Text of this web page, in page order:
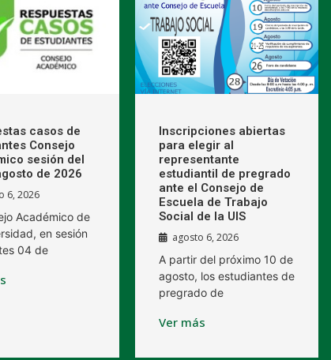
casos de
Consejo
sesión del
de 2026
6, 2026
Académico de
en sesión
04 de
Inscripciones abiertas
para elegir al
representante
estudiantil de pregrado
ante el Consejo de
Escuela de Trabajo
Social de la UIS
agosto 6, 2026
A partir del próximo 10 de
agosto, los estudiantes de
pregrado de
Ver más